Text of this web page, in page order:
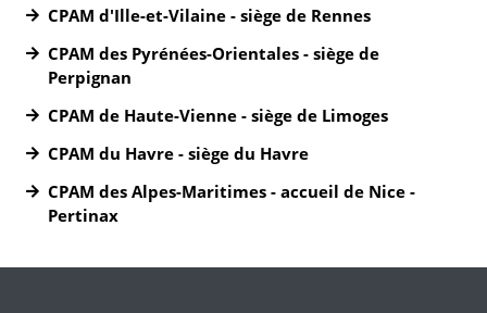
CPAM d'Ille-et-Vilaine - siège de Rennes
CPAM des Pyrénées-Orientales - siège de
Perpignan
CPAM de Haute-Vienne - siège de Limoges
CPAM du Havre - siège du Havre
CPAM des Alpes-Maritimes - accueil de Nice -
Pertinax